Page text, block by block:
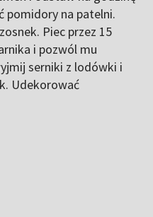
pomidory na patelni.
Piec przez 15
i pozwól mu
serniki z lodówki i
Udekorować